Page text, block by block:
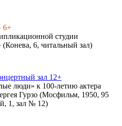
6+
студии
6, читальный зал)
зал 12+
люди» к 100-летию актера
Гурзо (Мосфильм, 1950, 95
1, зал № 12)